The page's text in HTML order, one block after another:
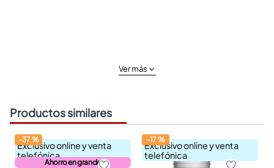
Ver más
Productos similares
Exclusivo online y venta
telefónica
Ahorro en grande
-37%
Exclusivo online y venta
telefónica
-17%